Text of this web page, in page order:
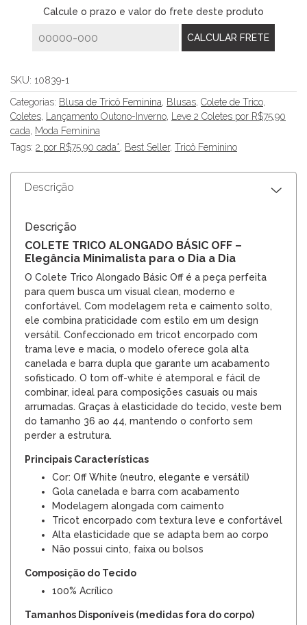
Calcule o prazo e valor do frete deste produto
SKU: 10839-1
Categorias: Blusa de Tricô Feminina, Blusas, Colete de Trico,
Coletes, Lançamento Outono-Inverno,
Leve 2 Coletes por R$75,90
cada, Moda Feminina
Tags: 2 por R$75.90 cada*, Best Seller, Tricô Feminino
Descrição
Descrição
COLETE TRICO ALONGADO BÁSIC OFF –
Elegância Minimalista para o Dia a Dia
O Colete Trico Alongado Básic Off é a peça perfeita
para quem busca um visual clean, moderno e
confortável. Com modelagem reta e caimento solto,
ele combina praticidade com estilo em um design
versátil. Confeccionado em tricot encorpado com
trama leve e macia, o modelo oferece gola alta
canelada e barra dupla que garante um acabamento
sofisticado. O tom off-white é atemporal e fácil de
combinar, ideal para composições casuais ou mais
arrumadas. Graças à elasticidade do tecido, veste bem
do tamanho 36 ao 44, mantendo o conforto sem
perder a estrutura.
Principais Características
Cor: Off White (neutro, elegante e versátil)
Gola canelada e barra com acabamento
Modelagem alongada com caimento
Tricot encorpado com textura leve e confortável
Alta elasticidade que se adapta bem ao corpo
Não possui cinto, faixa ou bolsos
Composição do Tecido
100% Acrílico
Tamanhos Disponíveis (medidas fora do corpo)